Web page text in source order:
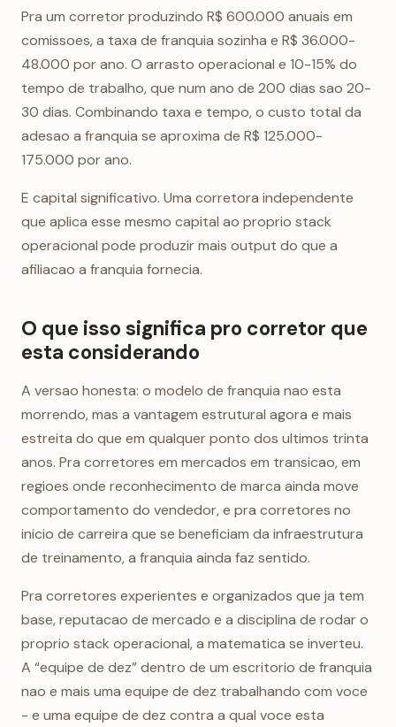
Pra um corretor produzindo R$ 600.000 anuais em
comissoes, a taxa de franquia sozinha e R$ 36.000-
48.000 por ano. O arrasto operacional e 10-15% do
tempo de trabalho, que num ano de 200 dias sao 20-
30 dias. Combinando taxa e tempo, o custo total da
adesao a franquia se aproxima de R$ 125.000-
175.000 por ano.
E capital significativo. Uma corretora independente
que aplica esse mesmo capital ao proprio stack
operacional pode produzir mais output do que a
afiliacao a franquia fornecia.
O que isso significa pro corretor que
esta considerando
A versao honesta: o modelo de franquia nao esta
morrendo, mas a vantagem estrutural agora e mais
estreita do que em qualquer ponto dos ultimos trinta
anos. Pra corretores em mercados em transicao, em
regioes onde reconhecimento de marca ainda move
comportamento do vendedor, e pra corretores no
inicio de carreira que se beneficiam da infraestrutura
de treinamento, a franquia ainda faz sentido.
Pra corretores experientes e organizados que ja tem
base, reputacao de mercado e a disciplina de rodar o
proprio stack operacional, a matematica se inverteu.
A “equipe de dez” dentro de um escritorio de franquia
nao e mais uma equipe de dez trabalhando com voce
- e uma equipe de dez contra a qual voce esta